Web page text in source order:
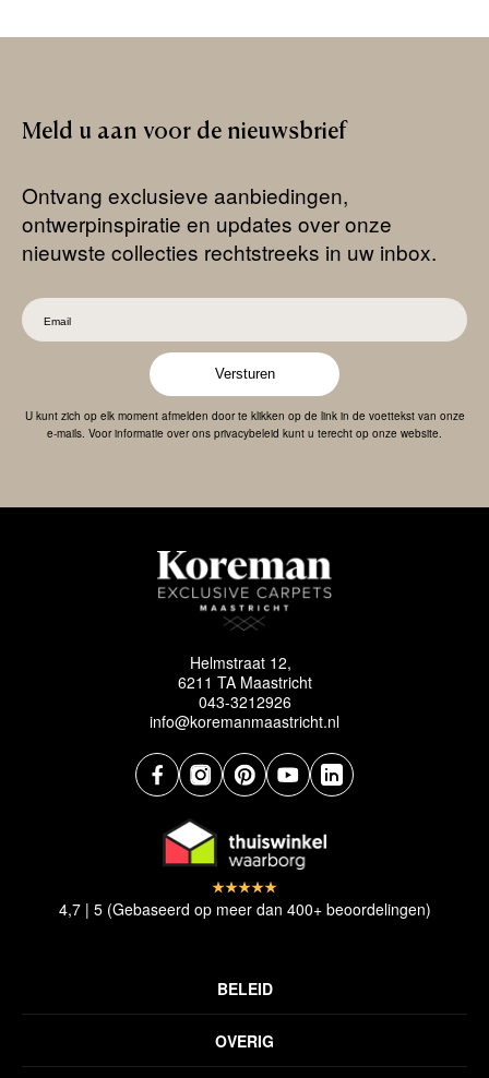
Meld u aan voor de nieuwsbrief
Ontvang exclusieve aanbiedingen,
ontwerpinspiratie en updates over onze
nieuwste collecties rechtstreeks in uw inbox.
Versturen
U kunt zich op elk moment afmelden door te klikken op de link in de voettekst van onze
e-mails. Voor informatie over ons privacybeleid kunt u terecht op onze website.
Helmstraat 12,
6211 TA Maastricht
043-3212926
info@koremanmaastricht.nl
OVERIG
BELEID
4,7 | 5 (Gebaseerd op meer dan 400+ beoordelingen)